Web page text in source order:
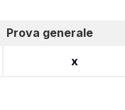
Prova generale
x